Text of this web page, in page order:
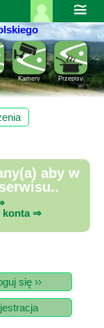
Zaloguj
się ››
Rejestracja
Pomoc
≅
Przepisy
Kamery
aby w
konta ⇒
się ››